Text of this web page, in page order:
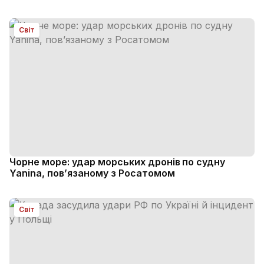
Світ
Чорне море: удар морських дронів по судну
Yanina, пов’язаному з Росатомом
Світ